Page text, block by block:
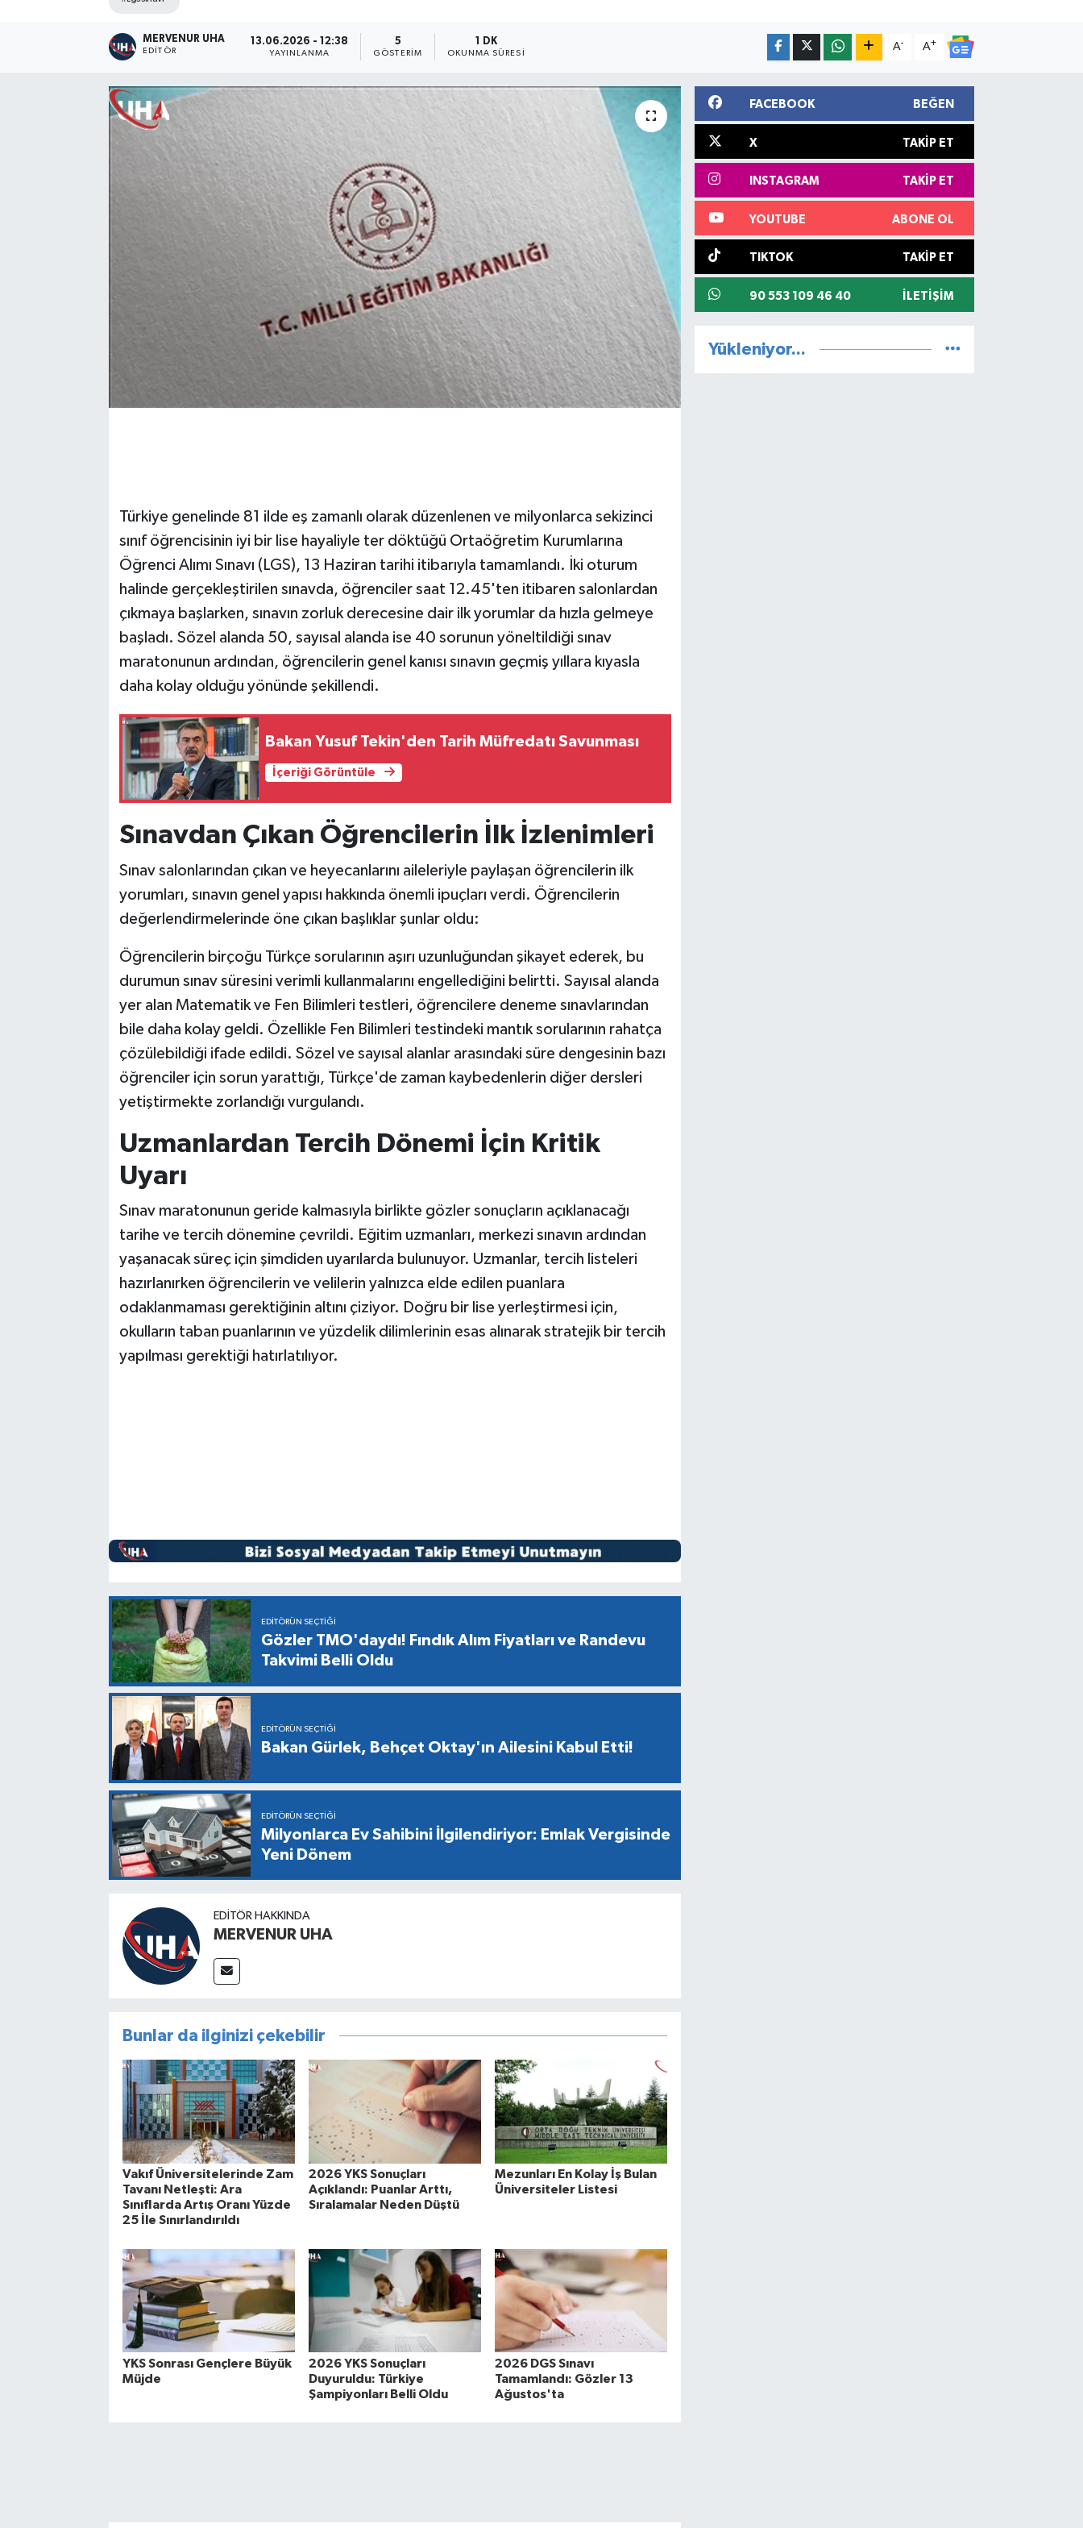
MERVENUR UHA
EDITÖR
13.06.2026 - 12:38
YAYINLANMA
5
GÖSTERIM
1 DK
OKUNMA SÜRESI
A- A+
Türkiye genelinde 81 ilde eş zamanlı olarak düzenlenen ve milyonlarca sekizinci
sınıf öğrencisinin iyi bir lise hayaliyle ter döktüğü Ortaöğretim Kurumlarına
Öğrenci Alımı Sınavı (LGS), 13 Haziran tarihi itibarıyla tamamlandı. İki oturum
halinde gerçekleştirilen sınavda, öğrenciler saat 12.45'ten itibaren salonlardan
çıkmaya başlarken, sınavın zorluk derecesine dair ilk yorumlar da hızla gelmeye
başladı. Sözel alanda 50, sayısal alanda ise 40 sorunun yöneltildiği sınav
maratonunun ardından, öğrencilerin genel kanısı sınavın geçmiş yıllara kıyasla
daha kolay olduğu yönünde şekillendi.
Bakan Yusuf Tekin'den Tarih Müfredatı Savunması
İçeriği Görüntüle
Sınavdan Çıkan Öğrencilerin İlk İzlenimleri
Sınav salonlarından çıkan ve heyecanlarını aileleriyle paylaşan öğrencilerin ilk
yorumları, sınavın genel yapısı hakkında önemli ipuçları verdi. Öğrencilerin
değerlendirmelerinde öne çıkan başlıklar şunlar oldu:
Öğrencilerin birçoğu Türkçe sorularının aşırı uzunluğundan şikayet ederek, bu
durumun sınav süresini verimli kullanmalarını engellediğini belirtti. Sayısal alanda
yer alan Matematik ve Fen Bilimleri testleri, öğrencilere deneme sınavlarından
bile daha kolay geldi. Özellikle Fen Bilimleri testindeki mantık sorularının rahatça
çözülebildiği ifade edildi. Sözel ve sayısal alanlar arasındaki süre dengesinin bazı
öğrenciler için sorun yarattığı, Türkçe'de zaman kaybedenlerin diğer dersleri
yetiştirmekte zorlandığı vurgulandı.
Uzmanlardan Tercih Dönemi İçin Kritik
Uyarı
Sınav maratonunun geride kalmasıyla birlikte gözler sonuçların açıklanacağı
tarihe ve tercih dönemine çevrildi. Eğitim uzmanları, merkezi sınavın ardından
yaşanacak süreç için şimdiden uyarılarda bulunuyor. Uzmanlar, tercih listeleri
hazırlanırken öğrencilerin ve velilerin yalnızca elde edilen puanlara
odaklanmaması gerektiğinin altını çiziyor. Doğru bir lise yerleştirmesi için,
okulların taban puanlarının ve yüzdelik dilimlerinin esas alınarak stratejik bir tercih
yapılması gerektiği hatırlatılıyor.
EDITÖRÜN SEÇTIĞI
Gözler TMO'daydı! Fındık Alım Fiyatları ve Randevu
Takvimi Belli Oldu
EDITÖRÜN SEÇTIĞI
Bakan Gürlek, Behçet Oktay'ın Ailesini Kabul Etti!
EDITÖRÜN SEÇTIĞI
Milyonlarca Ev Sahibini İlgilendiriyor: Emlak Vergisinde
Yeni Dönem
EDITÖR HAKKINDA
MERVENUR UHA
Bunlar da ilginizi çekebilir
Vakıf Üniversitelerinde Zam
Tavanı Netleşti: Ara
Sınıflarda Artış Oranı Yüzde
25 İle Sınırlandırıldı
2026 YKS Sonuçları
Açıklandı: Puanlar Arttı,
Sıralamalar Neden Düştü
Mezunları En Kolay İş Bulan
Üniversiteler Listesi
YKS Sonrası Gençlere Büyük
Müjde
2026 YKS Sonuçları
Duyuruldu: Türkiye
Şampiyonları Belli Oldu
2026 DGS Sınavı
Tamamlandı: Gözler 13
Ağustos'ta
FACEBOOK BEĞEN
X TAKIP ET
INSTAGRAM TAKIP ET
YOUTUBE ABONE OL
TIKTOK TAKIP ET
90 553 109 46 40 İLETIŞIM
Yükleniyor...